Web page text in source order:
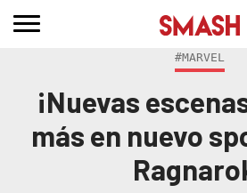
#MARVEL
¡Nuevas
más en nuevo